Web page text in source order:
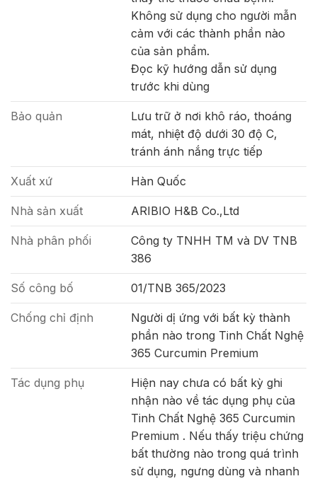
Không sử dụng cho người mẫn
cảm với các thành phần nào
của sản phẩm.
Đọc kỹ hướng dẫn sử dụng
trước khi dùng
Bảo quản
Lưu trữ ở nơi khô ráo, thoáng
mát, nhiệt độ dưới 30 độ C,
tránh ánh nắng trực tiếp
Xuất xứ Hàn Quốc
Nhà sản xuất ARIBIO H&B Co.,Ltd
Nhà phân phối
Công ty TNHH TM và DV TNB
386
Số công bố 01/TNB 365/2023
Chống chỉ định
Người dị ứng với bất kỳ thành
phần nào trong Tinh Chất Nghệ
365 Curcumin Premium
Tác dụng phụ
Hiện nay chưa có bất kỳ ghi
nhận nào về tác dụng phụ của
Tinh Chất Nghệ 365 Curcumin
Premium . Nếu thấy triệu chứng
bất thường nào trong quá trình
sử dụng, ngưng dùng và nhanh